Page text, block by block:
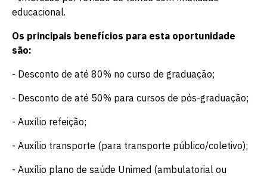
educacional.
Os principais benefícios para esta oportunidade
são:
- Desconto de até 80% no curso de graduação;
- Desconto de até 50% para cursos de pós-graduação;
- Auxílio refeição;
- Auxílio transporte (para transporte público/coletivo);
- Auxílio plano de saúde Unimed (ambulatorial ou